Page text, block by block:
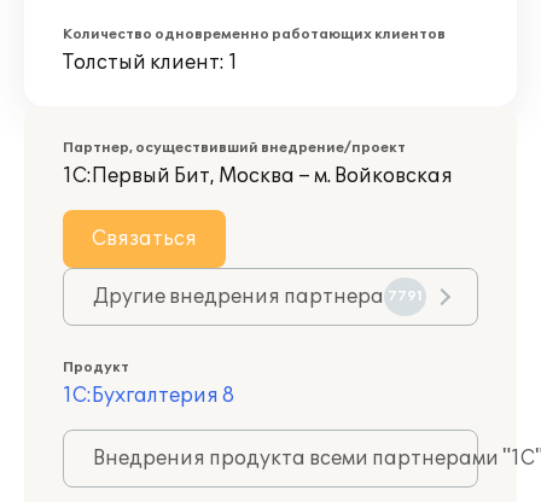
Количество одновременно работающих клиентов
Толстый клиент: 1
Партнер, осуществивший внедрение/проект
1С:Первый Бит, Москва – м. Войковская
Связаться
Другие внедрения партнера 7791
Продукт
1С:Бухгалтерия 8
Внедрения продукта всеми партнерами